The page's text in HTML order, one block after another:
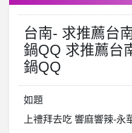
台南- 求推薦台
鍋QQ 求推薦台
鍋QQ
如題
上禮拜去吃 響麻響辣-永